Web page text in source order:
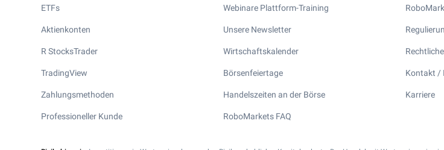
ETFs
Aktienkonten
R StocksTrader
TradingView
Zahlungsmethoden
Professioneller Kunde
Webinare Plattform-Training
Unsere Newsletter
Wirtschaftskalender
Börsenfeiertage
Handelszeiten an der Börse
RoboMarkets FAQ
Kontakt /
Karriere